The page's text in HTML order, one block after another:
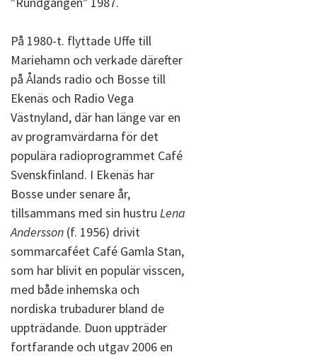
På 1980-t. flyttade Uffe till
Mariehamn och verkade därefter
på Ålands radio och Bosse till
Ekenäs och Radio Vega
Västnyland, där han länge var en
av programvärdarna för det
populära radioprogrammet Café
Svenskfinland. I Ekenäs har
Bosse under senare år,
tillsammans med sin hustru Lena
Andersson (f. 1956) drivit
sommarcaféet Café Gamla Stan,
som har blivit en populär visscen,
med både inhemska och
nordiska trubadurer bland de
uppträdande. Duon uppträder
fortfarande och utgav 2006 en